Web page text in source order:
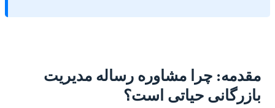
چرا مشاوره رساله مدیریت
حیاتی است؟